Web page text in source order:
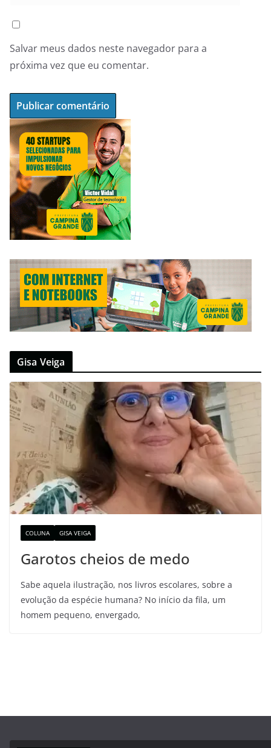
Salvar meus dados neste navegador para a
próxima vez que eu comentar.
Gisa Veiga
COLUNA GISA VEIGA
Garotos cheios de medo
Sabe aquela ilustração, nos livros escolares, sobre a
evolução da espécie humana? No início da fila, um
homem pequeno, envergado,